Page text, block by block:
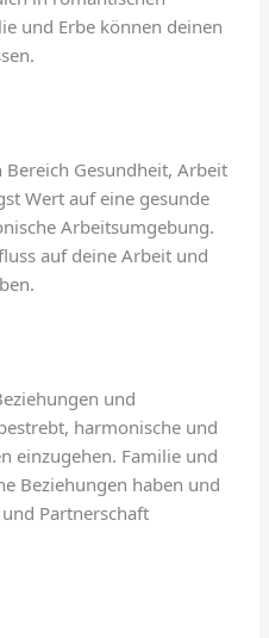
und Erbe können deinen
Bereich Gesundheit, Arbeit
Wert auf eine gesunde
Arbeitsumgebung.
auf deine Arbeit und
und
harmonische und
einzugehen. Familie und
Beziehungen haben und
Partnerschaft